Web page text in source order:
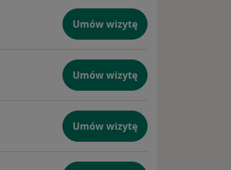
Umów wizytę
Umów wizytę
Umów wizytę